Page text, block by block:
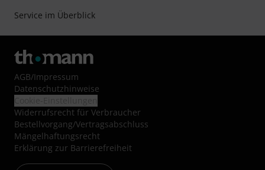
Service im Überblick
AGB/Impressum
Datenschutzhinweise
Widerrufsrecht für Verbraucher
Bestellvorgang/Vertragsabschluss
Mängelhaftungsrecht
Erklärung zur Barrierefreiheit